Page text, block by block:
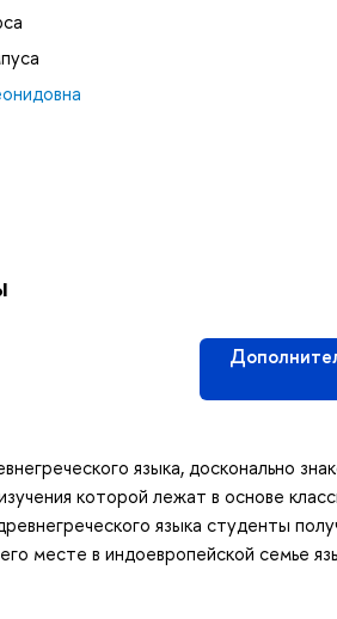
языка, досконально
которой лежат в основе
языка студенты
месте в индоевропейской семье